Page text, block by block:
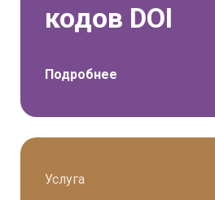
кодов DOI
Подробнее
Услуга